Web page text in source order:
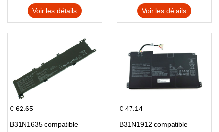
Voir les détails Voir les détails
€ 62.65
B31N1635 compatible
€ 47.14
B31N1912 compatible